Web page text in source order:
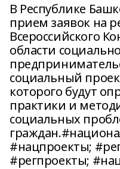
В Республике
прием заявок на
Всероссийского
области
социальный
которого будут
практики и
социальных
#нацпроекты;
#регпроекты;